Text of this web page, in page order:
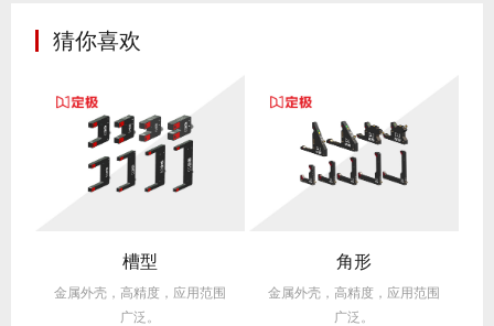
猜你喜欢
槽型
金属外壳，高精度，应用范围
广泛。
角形
金属外壳，高精度，应用范围
广泛。